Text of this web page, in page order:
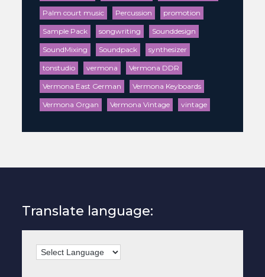
Palm court music Percussion promotion
Sample Pack songwriting Sounddesign
SoundMixing Soundpack synthesizer
tonstudio vermona Vermona DDR
Vermona East German Vermona Keyboards
Vermona Organ Vermona Vintage vintage
Translate language: